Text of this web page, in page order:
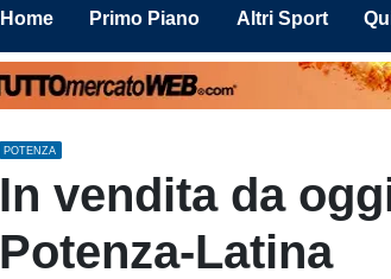
Home Primo Piano Altri Sport
POTENZA
In vendita da
Potenza-Latina